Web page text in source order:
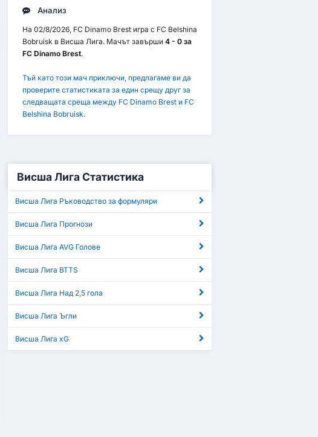
Анализ
На 02/8/2026, FC Dinamo Brest игра с FC Belshina
Bobruisk в Висша Лига. Мачът завърши 4 - 0 за
FC Dinamo Brest.
Тъй като този мач приключи, предлагаме ви да
проверите статистиката за един срещу друг за
следващата среща между FC Dinamo Brest и FC
Belshina Bobruisk.
Висша Лига Статистика
Висша Лига Ръководство за формуляри
Висша Лига Прогнози
Висша Лига AVG Голове
Висша Лига BTTS
Висша Лига Над 2,5 гола
Висша Лига Ъгли
Висша Лига xG